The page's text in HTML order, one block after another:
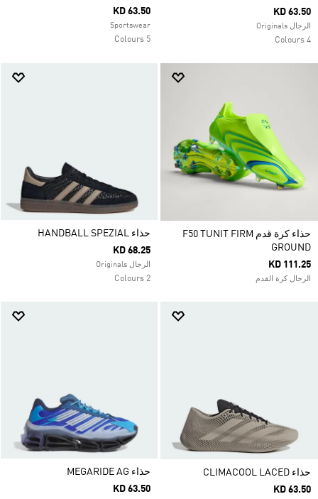
KD 63.50
الرجال Originals
4 Colours
KD 63.50
Sportswear
5 Colours
حذاء كرة قدم F50 TUNIT FIRM
GROUND
KD 111.25
الرجال كرة القدم
حذاء HANDBALL SPEZIAL
KD 68.25
الرجال Originals
2 Colours
حذاء CLIMACOOL LACED
KD 63.50
حذاء MEGARIDE AG
KD 63.50